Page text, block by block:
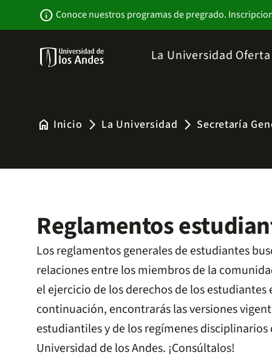
info Conoce nuestros programas de pregrado.
La Universidad
home Inicio arrow_forward_ios La Universidad arrow_forward_ios Secretaría
Reglamentos
Los reglamentos generales de estudiantes
relaciones entre los miembros de la
el ejercicio de los derechos de los estudiantes
continuación, encontrarás las versiones
estudiantiles y de los regímenes disciplinarios
Universidad de los Andes. ¡Consúltalos!